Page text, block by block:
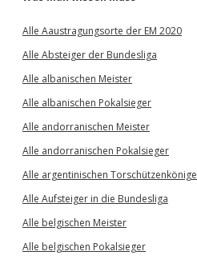
Alle Aaustragungsorte der EM 2020
Alle Absteiger der Bundesliga
Alle albanischen Meister
Alle albanischen Pokalsieger
Alle andorranischen Meister
Alle andorranischen Pokalsieger
Alle argentinischen Torschützenkönige
Alle Aufsteiger in die Bundesliga
Alle belgischen Meister
Alle belgischen Pokalsieger